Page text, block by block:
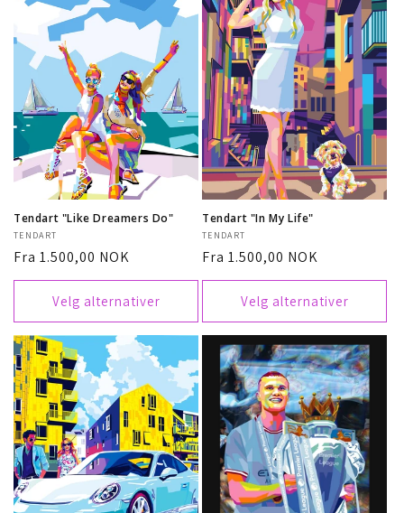
Tendart "Like Dreamers Do"
Selger:
TENDART
Vanlig
pris
Fra 1.500,00 NOK
Velg alternativer
Tendart "In My Life"
Selger:
TENDART
Vanlig
pris
Fra 1.500,00 NOK
Velg alternativer